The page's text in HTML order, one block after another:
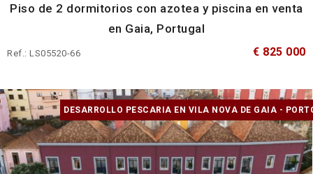
Piso de 2 dormitorios con azotea y piscina en venta
en Gaia, Portugal
Ref.: LS05520-66 € 825 000
DESARROLLO PESCARIA EN VILA NOVA DE GAIA -